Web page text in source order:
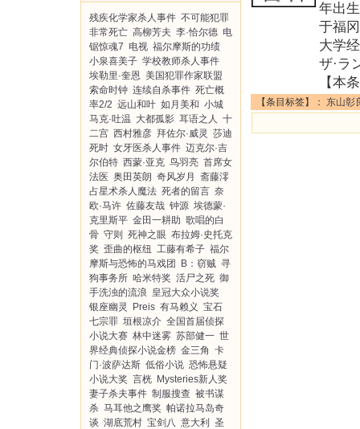
残疾化学家杀人事件 不可能犯罪
非常死亡 高柳芳夫 李·恰尔德 电
锯惊魂7 电视 福尔摩斯的功绩
小泉喜美子 学校教师杀人事件
埃勒里·奎恩 美国犯罪作家联盟
索命时钟 连续自杀事件 死亡概
率2/2 远山和叶 如月美和 小城
马克·吐温 大都孤影 耳语之人 十
二宫 西村雅彦 拜佐尔·威灵 莎迪
死时 女牙医杀人事件 迈克尔·吉
尔伯特 西蒙·亚克 鸟羽亮 首席女
法医 奥田英朗 奇风岁月
斋藤澪
占星术杀人魔法 死者的留言 奈
欧·马许 佐藤友哉 钟源 埃德蒙·
克里斯平 金田一耕助 歌唱的白
骨 守则 死神之眼 布拉姆·史托克
奖 歪曲的枢纽 工藤有希子 福尔
摩斯与恐怖的马戏团
B：窃贼 寻
狗事务所 哈米特奖 活尸之死 御
手洗浊的流浪 皇冠大众小说奖
银座幽灵
Preis 有马赖义 宝石
七宗罪 垣根凉介 全国首届侦探
小说大赛 林中迷雾 苏部健一 世
界经典侦探小说金榜 金三角 卡
门·波萨达斯 低俗小说 恐怖悬疑
小说大奖 言桄 Mysteries新人奖
妻子杀夫事件 制服搜查 被书谋
杀 马耳他之鹰奖 帕诺拉马岛奇
谈 湖底荒村 宝剑八 意大利
圣
年出
于福
大学
ザ·ラ
【本
【条目标签】： 东山彰